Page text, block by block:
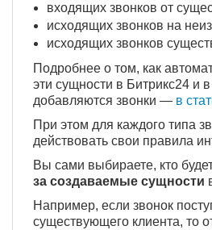
входящих звонков от
исходящих звонков на
исходящих звонков
Подробнее о том, как
эти сущности в Битрикс24 и в
добавляются звонки — в
При этом для каждого типа
действовать свои правила
Вы сами выбираете, кто
за создаваемые сущности
Например, если звонок
существующего клиента, то